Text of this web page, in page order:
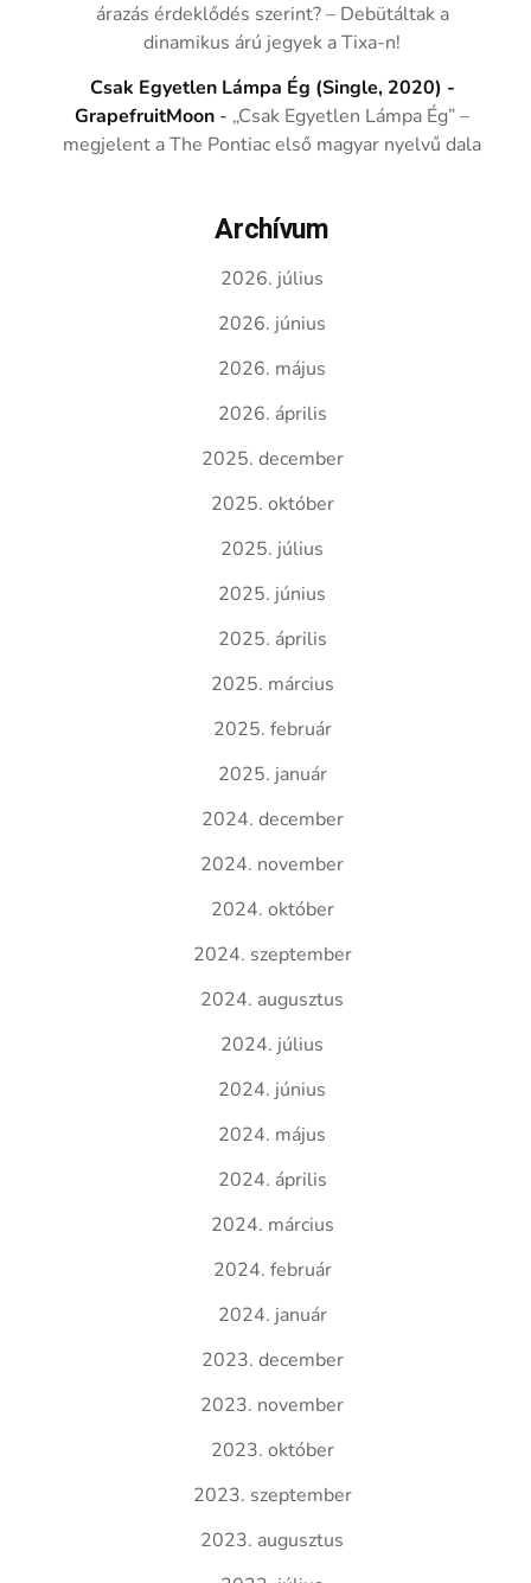
árazás érdeklődés szerint? – Debütáltak a
dinamikus árú jegyek a Tixa-n!
Csak Egyetlen Lámpa Ég (Single, 2020) -
GrapefruitMoon - „Csak Egyetlen Lámpa Ég” –
megjelent a The Pontiac első magyar nyelvű dala
Archívum
2026. július
2026. június
2026. május
2026. április
2025. december
2025. október
2025. július
2025. június
2025. április
2025. március
2025. február
2025. január
2024. december
2024. november
2024. október
2024. szeptember
2024. augusztus
2024. július
2024. június
2024. május
2024. április
2024. március
2024. február
2024. január
2023. december
2023. november
2023. október
2023. szeptember
2023. augusztus